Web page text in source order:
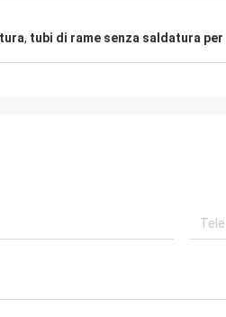
, tubi di rame senza saldatura